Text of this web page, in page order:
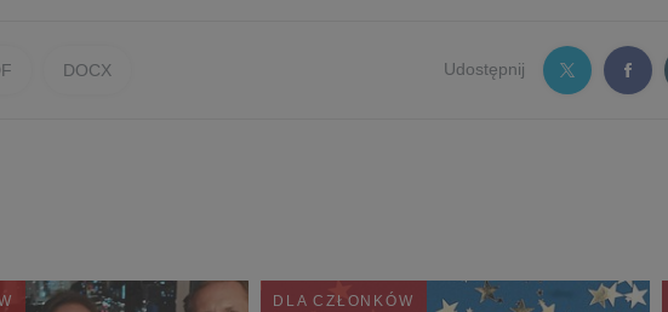
DOCX Udostępnij
DLA CZŁONKÓW